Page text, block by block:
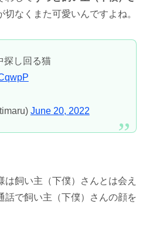
切なくまた可愛いんですよね。
探し回る猫
June 20, 2022
は飼い主（下僕）さんとは会え
話で飼い主（下僕）さんの顔を